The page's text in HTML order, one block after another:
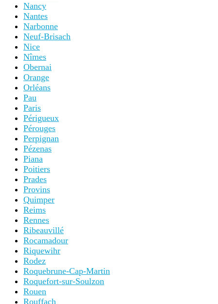
Nancy
Nantes
Narbonne
Neuf-Brisach
Nice
Nîmes
Obernai
Orange
Orléans
Pau
Paris
Périgueux
Pérouges
Perpignan
Pézenas
Piana
Poitiers
Prades
Provins
Quimper
Reims
Rennes
Ribeauvillé
Rocamadour
Riquewihr
Rodez
Roquebrune-Cap-Martin
Roquefort-sur-Soulzon
Rouen
Rouffach